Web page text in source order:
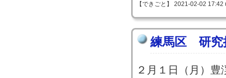
【できごと】 2021-02-02
練馬区 研究
２月１日（月）